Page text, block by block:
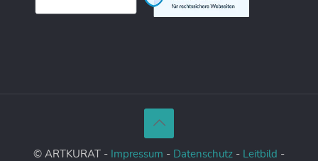
© ARTKURAT - Impressum - Datenschutz - Leitbild -